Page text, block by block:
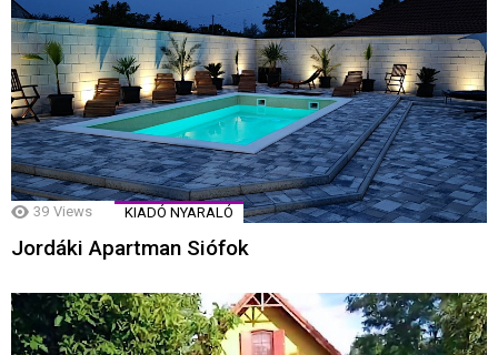
39 Views KIADÓ NYARALÓ
Jordáki Apartman Siófok